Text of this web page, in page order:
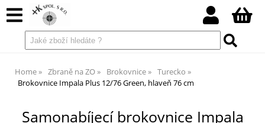
Home Zbraně na ZO Brokovnice
Turecko
Brokovnice Impala Plus 12/76 Green, hlaveň 76 cm
Samonabíjecí brokovnice Impala